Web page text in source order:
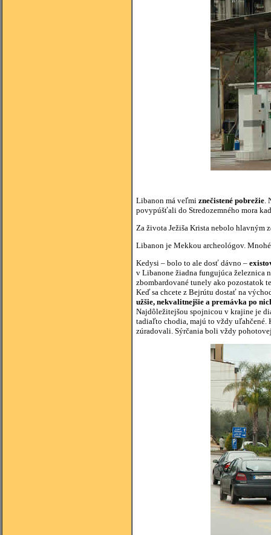
Libanon má veľmi znečistené pobrežie.
povypúšťali do Stredozemného mora
Za života Ježiša Krista nebolo hlavným
Libanon je Mekkou archeológov.
Kedysi – bolo to ale dosť dávno –
v Libanone žiadna fungujúca železnica
zbombardované tunely ako pozostatok
Keď sa chcete z Bejrútu dostať na
užšie, nekvalitnejšie a premávka po
Najdôležitejšou spojnicou v krajine je
tadiaľto chodia, majú to vždy uľahčené.
zúradovali. Sýrčania boli vždy